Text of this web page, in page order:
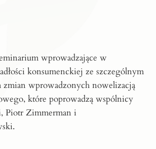
wprowadzające w
konsumenckiej ze szczególnym
wprowadzonych nowelizacją
które poprowadzą wspólnicy
Piotr Zimmerman i
.